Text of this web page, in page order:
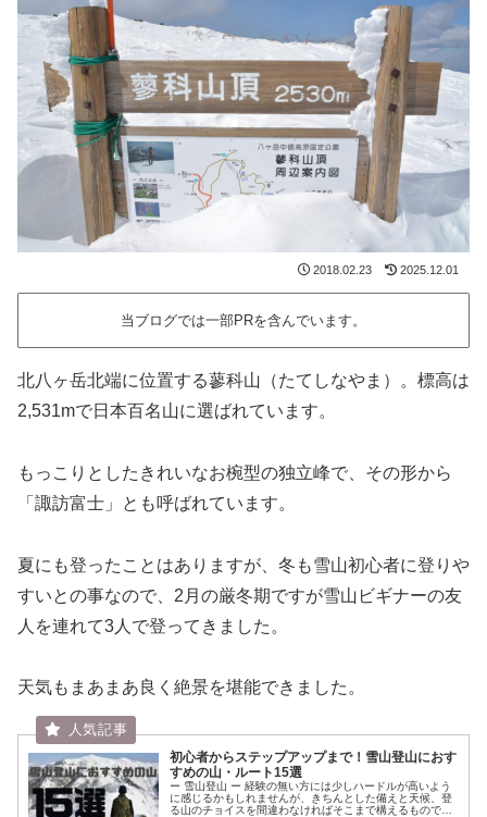
2018.02.23 2025.12.01
当ブログでは一部PRを含んでいます。
北八ヶ岳北端に位置する蓼科山（たてしなやま）。標高は
2,531mで日本百名山に選ばれています。
もっこりとしたきれいなお椀型の独立峰で、その形から
「諏訪富士」とも呼ばれています。
夏にも登ったことはありますが、冬も雪山初心者に登りや
すいとの事なので、2月の厳冬期ですが雪山ビギナーの友
人を連れて3人で登ってきました。
天気もまあまあ良く絶景を堪能できました。
初心者からステップアップまで！雪山登山におす
すめの山・ルート15選
ー 雪山登山 ー 経験の無い方には少しハードルが高いよう
に感じるかもしれませんが、きちんとした備えと天候、登
る山のチョイスを間違わなければそこまで構えるものでは